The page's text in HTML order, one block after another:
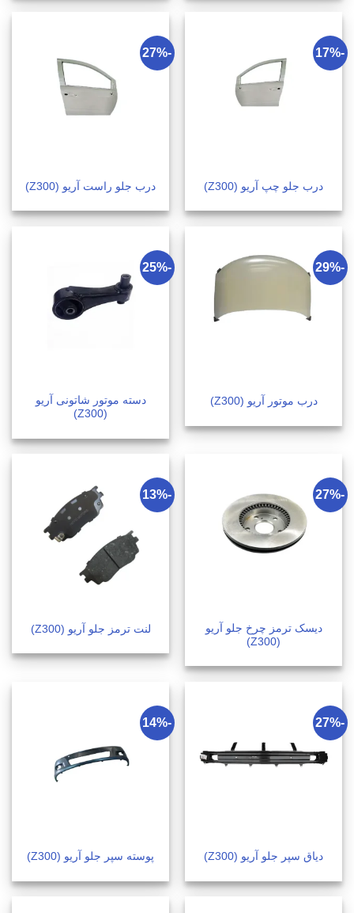
-17%
درب جلو چپ آریو (Z300)
-27%
درب جلو راست آریو (Z300)
-29%
درب موتور آریو (Z300)
-25%
دسته موتور شاتونی آریو
(Z300)
-27%
دیسک ترمز چرخ جلو آریو
(Z300)
-13%
لنت ترمز جلو آریو (Z300)
-27%
دیاق سپر جلو آریو (Z300)
-14%
پوسته سپر جلو آریو (Z300)